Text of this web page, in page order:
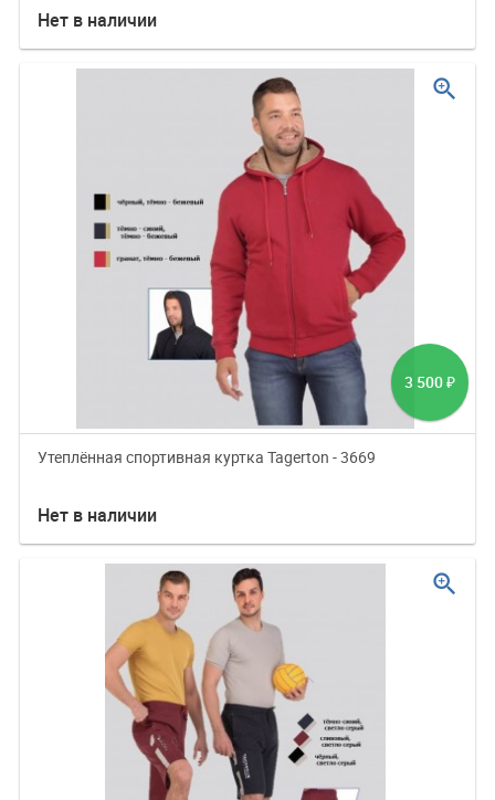
Нет в наличии
3 500 ₽
Утеплённая спортивная куртка Tagerton - 3669
Нет в наличии
zoom_in
zoom_in